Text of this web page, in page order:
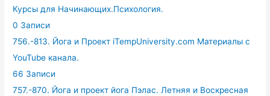
Курсы для Начинающих.Психология.
0 Записи
756.-813. Йога и Проект iTempUniversity.com Материалы с
YouTube канала.
66 Записи
757.-870. Йога и проект йога Пэлас. Летняя и Воскресная